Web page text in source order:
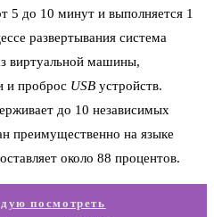
5 до 10 минут и выполняется 1
развертывания система
виртуальной машины,
и проброс USB устройств.
до 10 независимых
преимущественно на языке
около 88 процентов.
посмотреть